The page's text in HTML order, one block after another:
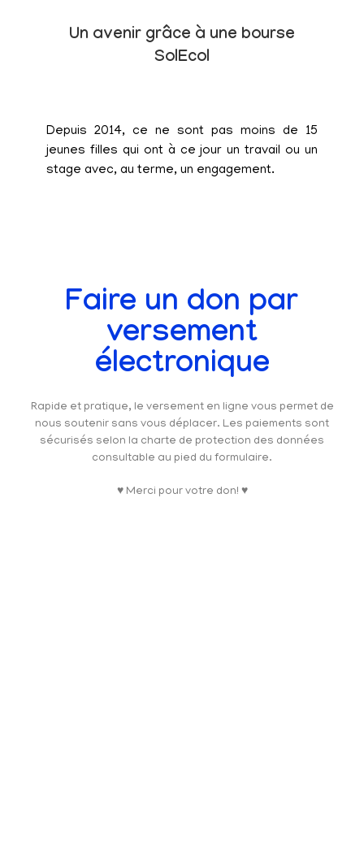
Un avenir grâce à une bourse
SolEcol
Depuis 2014, ce ne sont pas moins de 15
jeunes filles qui ont à ce jour un travail ou un
stage avec, au terme, un engagement.
Faire un don par
versement
électronique
Rapide et pratique, le versement en ligne vous permet de
nous soutenir sans vous déplacer. Les paiements sont
sécurisés selon la charte de protection des données
consultable au pied du formulaire.
♥ Merci pour votre don! ♥